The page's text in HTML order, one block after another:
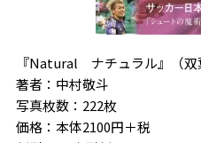
『Natural ナチュラル』（双
著者：中村敬斗
写真枚数：222枚
価格：本体2100円＋税